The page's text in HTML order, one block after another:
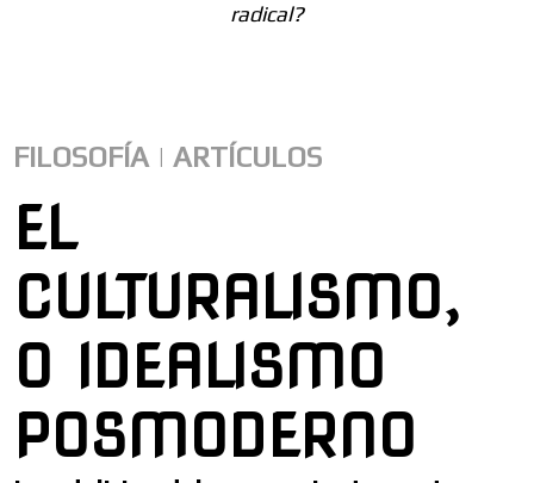
radical?
FILOSOFÍA | ARTÍCULOS
EL
CULTURALISMO,
O IDEALISMO
POSMODERNO